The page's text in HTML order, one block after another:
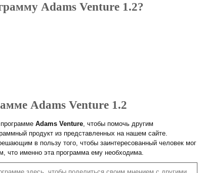
Adams Venture 1.2?
Adams Venture 1.2
Adams Venture, чтобы помочь другим
продукт из представленных на нашем сайте.
в пользу того, чтобы заинтересованный человек мог
что именно эта программа ему необходима.